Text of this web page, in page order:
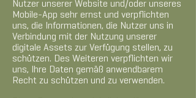
Nutzer unserer Website und/oder unseres
Mobile-App sehr ernst und verpflichten
uns, die Informationen, die Nutzer uns in
Verbindung mit der Nutzung unserer
digitale Assets zur Verfügung stellen, zu
schützen. Des Weiteren verpflichten wir
uns, Ihre Daten gemäß anwendbarem
Recht zu schützen und zu verwenden.